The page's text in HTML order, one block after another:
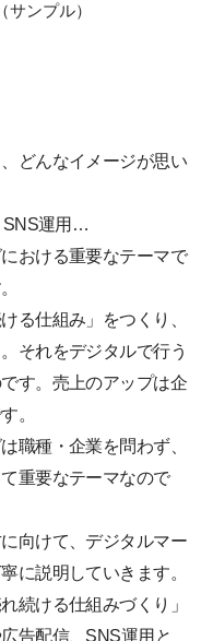
サンプル）
どんなイメージが思い
SNS運用…
おける重要なテーマで
る仕組み」をつくり、
それをデジタルで行う
す。売上のアップは企
。
職種・企業を問わず、
重要なテーマなので
向けて、デジタルマー
に説明していきます。
続ける仕組みづくり」
告配信、SNS運用と